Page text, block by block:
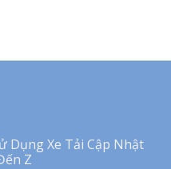
Dụng Xe Tải Cập Nhật
Z